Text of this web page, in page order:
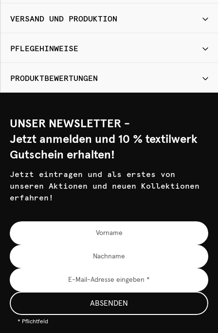
VERSAND UND PRODUKTION
PFLEGEHINWEISE
PRODUKTBEWERTUNGEN
UNSER NEWSLETTER -
Jetzt anmelden und 10 % textilwerk
Gutschein erhalten!
Jetzt eintragen und als erstes von
unseren Aktionen und neuen Kollektionen
erfahren!
ABSENDEN
* Pflichtfeld